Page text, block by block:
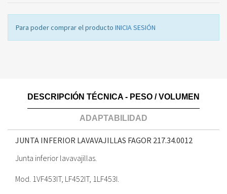
Para poder comprar el producto INICIA SESIÓN
DESCRIPCIÓN TÉCNICA - PESO / VOLUMEN
ADAPTABILIDAD
JUNTA INFERIOR LAVAVAJILLAS FAGOR 217.34.0012
Junta inferior lavavajillas.
Mod. 1VF453IT, LF452IT, 1LF453I.